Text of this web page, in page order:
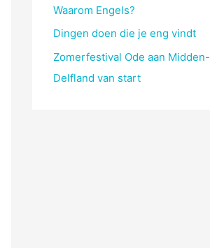
Waarom Engels?
Dingen doen die je eng vindt
Zomerfestival Ode aan Midden-
Delfland van start